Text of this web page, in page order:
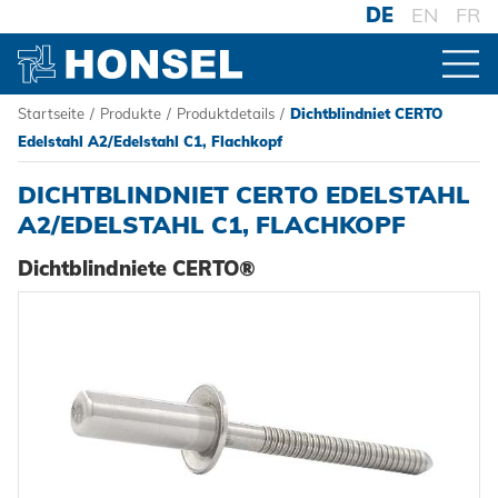
DE EN FR
PRODUKTE
ZUR PRODUKTÜBERSICHT
VERBINDER
Blindnietschrauben
Powertrain Fasteners
Druckluftnietwerkzeuge
Handnietwerkzeuge
SYSTEME
Hochfest - Das System
PCF-System
HONSEL
Startseite / Produkte / Produktdetails / Dichtblindniet CERTO
Edelstahl A2/Edelstahl C1, Flachkopf
DICHTBLINDNIET CERTO EDELSTAHL
A2/EDELSTAHL C1, FLACHKOPF
Dichtblindniete CERTO®